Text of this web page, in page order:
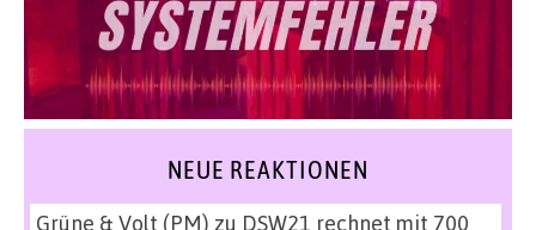
NEUE REAKTIONEN
Grüne & Volt (PM) zu DSW21 rechnet mit 700